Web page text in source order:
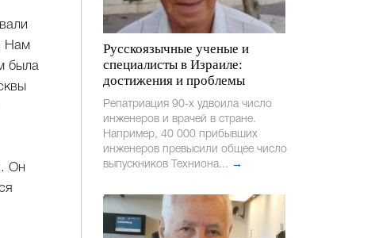
Нам
была
Он
Русскоязычные ученые и
специалисты в Израиле:
достижения и проблемы
Репатриация 90-х удвоила число
инженеров и врачей в стране.
Например, 40 000 прибывших
инженеров превысили общее число
выпускников Техниона... →